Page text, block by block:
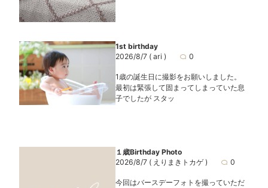
1st birthday
2026/8/7 ( ari ) 0
1歳の誕生日に撮影をお願いしました。
最初は緊張して固まってしまっていた息
子でしたが スタッ
１歳Birthday Photo
2026/8/7 ( えりまきトカゲ ) 0
今回はバースデーフォトを撮っていただ